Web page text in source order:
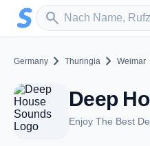
Zum Hauptinhalt springen
search
Sender suchen
Germany chevron_right Thuringia chevron_right Weimar